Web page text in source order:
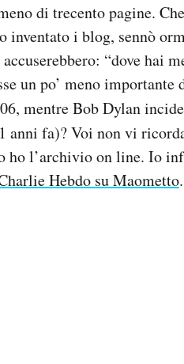
di trecento pagine.
inventato i blog, sennò
“dove hai
un po’ meno importante
mentre Bob Dylan
anni fa)? Voi non vi
ho l’archivio on line. Io
Hebdo su Maometto.